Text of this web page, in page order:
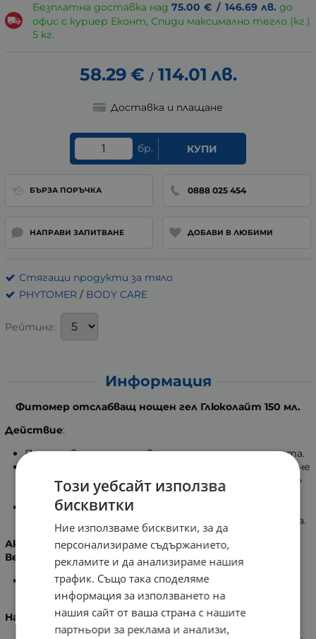
Безплатна доставка над 75.00 € / 146.69 лв. до
офис с куриер Еконт, Спиди максимално тегло (кг.)
5 кг.
58.29 € / 114.01 лв.
Доставка и плащане
бр. КУПИ
БЪРЗА ПОРЪЧКА 0888 025 454
НАПРАВИ ЗАПИТВАНЕ ДОБАВИ В ЛЮБИМИ
Стягащи продукти за тяло
PHYTOMER / BODY CARE
Рейтинг:
Информация
Фитомер отслабващ нощен гел Глюколайт 150 мл.
Действие:
Предпазва от натрупване на мазнини през нощта.
С богато съдържание на Absinthe maritime, който не
позволява на захарите да се натрупват в тялото
под формата на мазнини.
Насърчава елиминирането на мазнините през
нощта и при събуждане осигурява изискана фигура.
Активни съставки:
Векторзиран кофеин
Подпомага оптималната дифузия на кофеина в
кожата, за да активира липолизата.
Halopteris scoparia
Този уебсайт използва
бисквитки
Ние използваме бисквитки, за да
персонализираме съдържанието,
рекламите и да анализираме нашия
трафик. Също така споделяме
информация за използването на
нашия сайт от ваша страна с нашите
партньори за реклама и анализи,